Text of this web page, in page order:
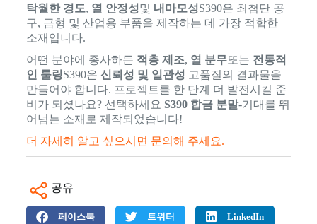
탁월한 경도, 열 안정성및 내마모성S390은 최첨단 공
구, 금형 및 산업용 부품을 제작하는 데 가장 적합한
소재입니다.
어떤 분야에 종사하든 적층 제조, 열 분무또는 전통적
인 툴링S390은 신뢰성 및 일관성 고품질의 결과물을
만들어야 합니다. 프로젝트를 한 단계 더 발전시킬 준
비가 되셨나요? 선택하세요 S390 합금 분말-기대를 뛰
어넘는 소재로 제작되었습니다!
더 자세히 알고 싶으시면 문의해 주세요.
공유
페이스북 트위터 LinkedIn